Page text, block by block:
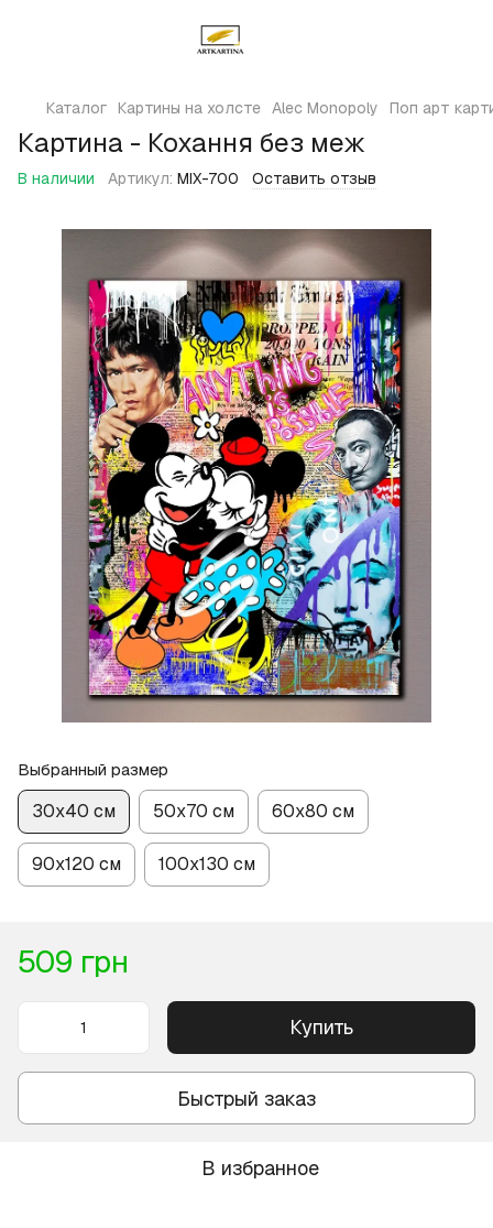
Каталог Картины на холсте Alec Monopoly Поп арт
Картина - Кохання без меж
В наличии Артикул: MIX-700 Оставить отзыв
Выбранный размер
30х40 см 50х70 см 60х80 см
90х120 см 100х130 см
509 грн
Купить
Быстрый заказ
В избранное